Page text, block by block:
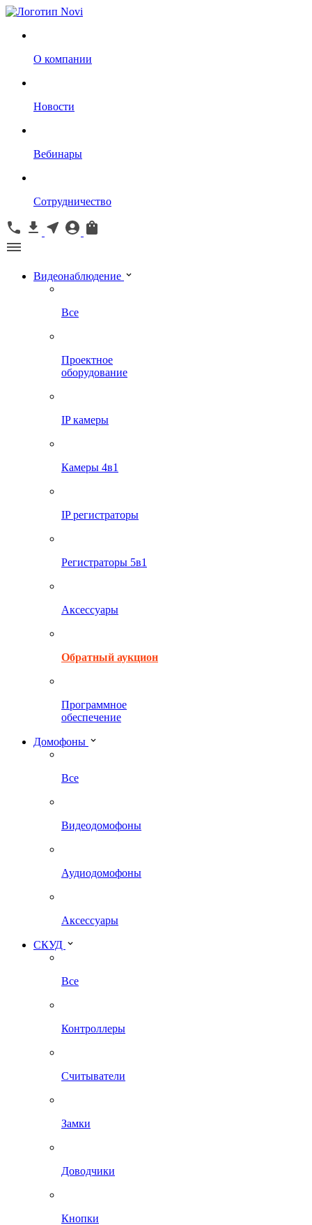
О компании
Новости
Вебинары
Сотрудничество
Видеонаблюдение
Все
Проектное
оборудование
IP камеры
Камеры 4в1
IP регистраторы
Регистраторы 5в1
Аксессуары
Обратный аукцион
Программное
обеспечение
Домофоны
Все
Видеодомофоны
Аудиодомофоны
Аксессуары
СКУД
Все
Контроллеры
Считыватели
Замки
Доводчики
Кнопки